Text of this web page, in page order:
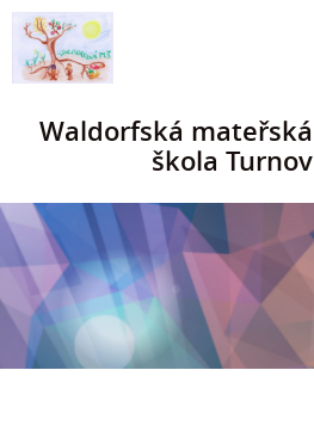
Waldorfská mateřská
škola Turnov